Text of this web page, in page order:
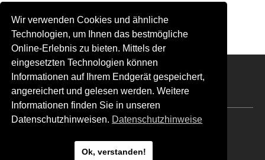
youtubetwitter linkedinxing
Wir verwenden Cookies und ähnliche
Technologien, um Ihnen das bestmögliche
Online-Erlebnis zu bieten. Mittels der
eingesetzten Technologien können
Informationen auf Ihrem Endgerät gespeichert,
angereichert und gelesen werden. Weitere
Informationen finden Sie in unseren
Datenschutzhinweisen. Datenschutzhinweise
Ok, verstanden!